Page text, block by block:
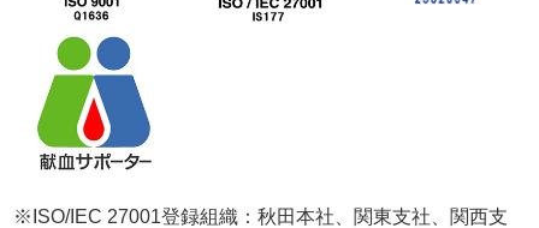
※ISO/IEC 27001登録組織：秋田本社、関東支社、関西支